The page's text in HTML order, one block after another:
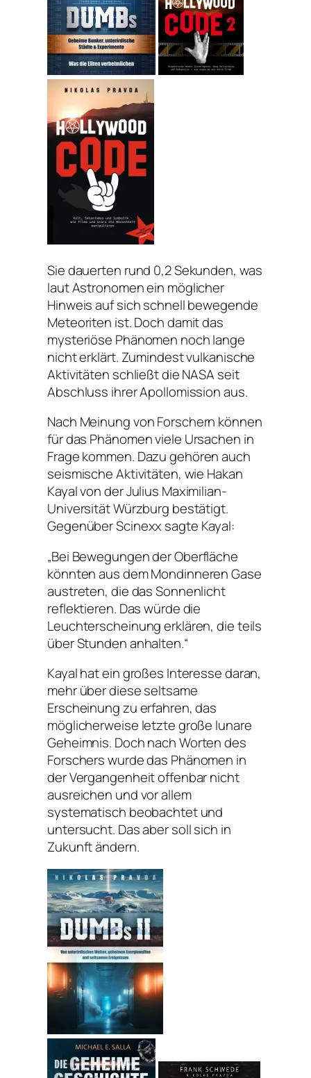
Sie dauerten rund 0,2 Sekunden, was
laut Astronomen ein möglicher
Hinweis auf sich schnell bewegende
Meteoriten ist. Doch damit das
mysteriöse Phänomen noch lange
nicht erklärt. Zumindest vulkanische
Aktivitäten schließt die NASA seit
Abschluss ihrer Apollomission aus.
Nach Meinung von Forschern können
für das Phänomen viele Ursachen in
Frage kommen. Dazu gehören auch
seismische Aktivitäten, wie Hakan
Kayal von der Julius Maximilian-
Universität Würzburg bestätigt.
Gegenüber Scinexx sagte Kayal:
„Bei Bewegungen der Oberfläche
könnten aus dem Mondinneren Gase
austreten, die das Sonnenlicht
reflektieren. Das würde die
Leuchterscheinung erklären, die teils
über Stunden anhalten.“
Kayal hat ein großes Interesse daran,
mehr über diese seltsame
Erscheinung zu erfahren, das
möglicherweise letzte große lunare
Geheimnis. Doch nach Worten des
Forschers wurde das Phänomen in
der Vergangenheit offenbar nicht
ausreichen und vor allem
systematisch beobachtet und
untersucht. Das aber soll sich in
Zukunft ändern.